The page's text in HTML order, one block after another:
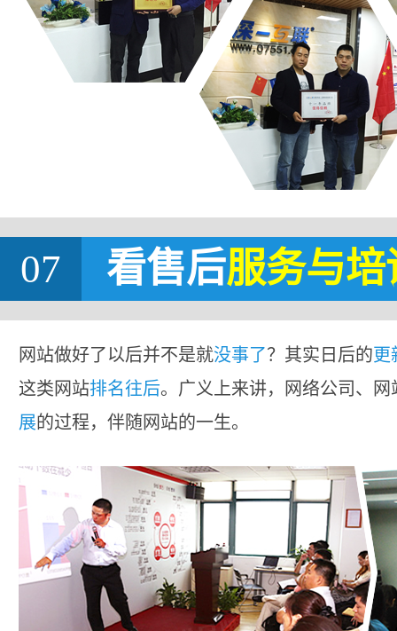
07 看售后服务与培
网站做好了以后并不是就没事了？其实日后的更
这类网站排名往后。广义上来讲，网络公司、
展的过程，伴随网站的一生。